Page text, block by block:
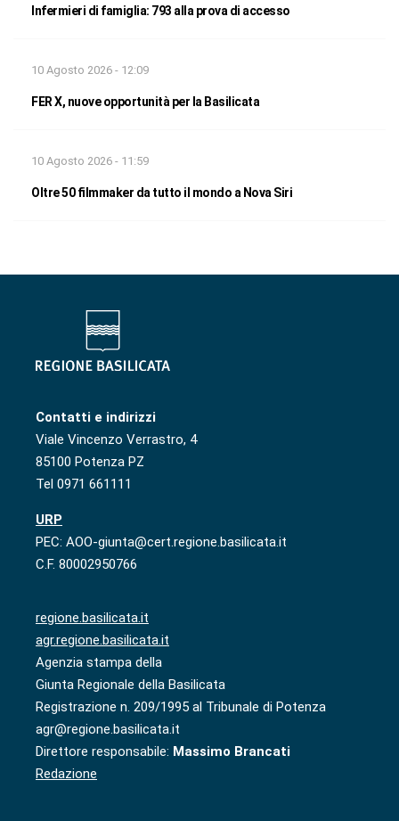
Infermieri di famiglia: 793 alla prova di accesso
10 Agosto 2026 - 12:09
FER X, nuove opportunità per la Basilicata
10 Agosto 2026 - 11:59
Oltre 50 filmmaker da tutto il mondo a Nova Siri
Contatti e indirizzi
Viale Vincenzo Verrastro, 4
85100 Potenza PZ
Tel 0971 661111
URP
PEC: AOO-giunta@cert.regione.basilicata.it
C.F. 80002950766
regione.basilicata.it
agr.regione.basilicata.it
Agenzia stampa della
Giunta Regionale della Basilicata
Registrazione n. 209/1995 al Tribunale di Potenza
agr@regione.basilicata.it
Direttore responsabile: Massimo Brancati
Redazione